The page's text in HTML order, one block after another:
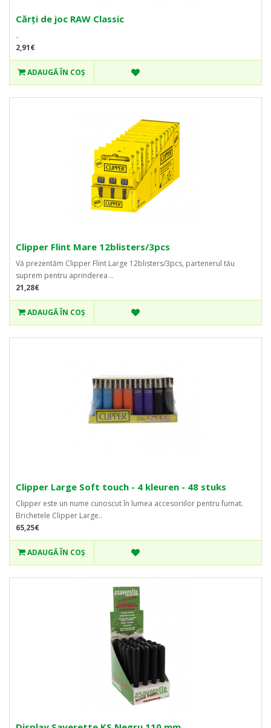
Cărți de joc RAW Classic
..
2,91€
ADAUGĂ ÎN COŞ
Clipper Flint Mare 12blisters/3pcs
Vă prezentăm Clipper Flint Large 12blisters/3pcs, partenerul tău
suprem pentru aprinderea ..
21,28€
ADAUGĂ ÎN COŞ
Clipper Large Soft touch - 4 kleuren - 48 stuks
Clipper este un nume cunoscut în lumea accesoriilor pentru fumat.
Brichetele Clipper Large..
65,25€
ADAUGĂ ÎN COŞ